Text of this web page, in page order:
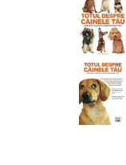
Dietoterapie
Dezvoltare personala
Spiritualitate